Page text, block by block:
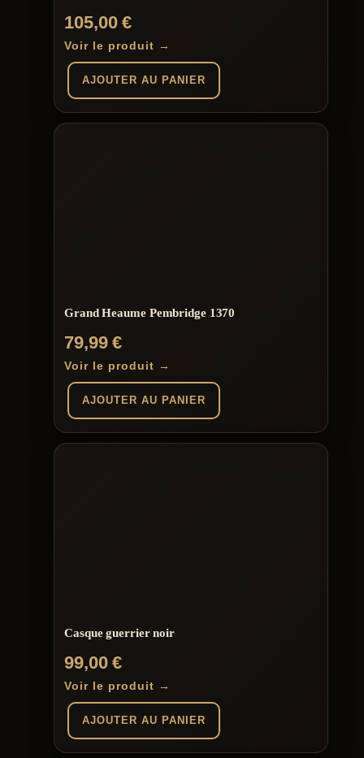
105,00€
Voir le produit →
AJOUTER AU PANIER
Grand Heaume Pembridge 1370
79,99€
Voir le produit →
AJOUTER AU PANIER
Casque guerrier noir
99,00€
Voir le produit →
AJOUTER AU PANIER